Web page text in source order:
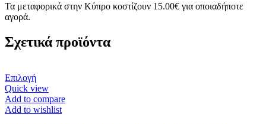
Τα μεταφορικά στην Κύπρο κοστίζουν 15.00€ για οποιαδήποτε
αγορά.
Σχετικά προϊόντα
ΕπιλογήΑυτό
το
προϊόν
έχει
Quick view
Add to compare
Add to wishlist